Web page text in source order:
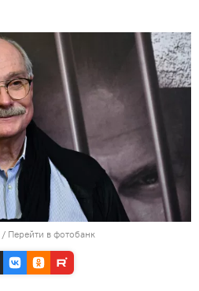
/ Перейти в фотобанк